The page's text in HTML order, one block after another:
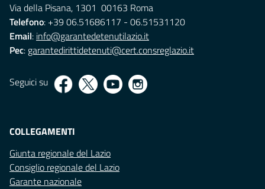
Via della Pisana, 1301 00163 Roma
Telefono: +39 06.51686117 - 06.51531120
Email: info@garantedetenutilazio.it
Pec: garantedirittidetenuti@cert.consreglazio.it
Seguici su
COLLEGAMENTI
Giunta regionale del Lazio
Consiglio regionale del Lazio
Garante nazionale